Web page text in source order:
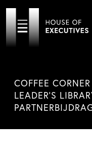
COFFEE CORNER
LEADER'S